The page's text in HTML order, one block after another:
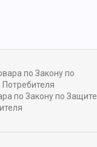
по Закону по Защите